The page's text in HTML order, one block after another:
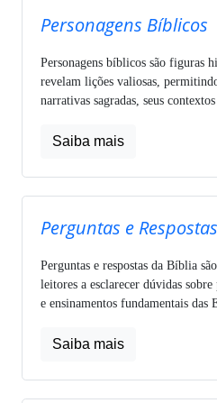
Personagens Bíblicos
Personagens bíblicos são figuras
revelam lições valiosas,
narrativas sagradas, seus
Saiba mais
Perguntas e Respostas
Perguntas e respostas da Bíblia
leitores a esclarecer dúvidas sobre
e ensinamentos fundamentais das
Saiba mais